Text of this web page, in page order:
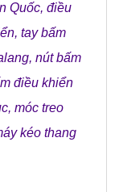
Quốc, điều
, tay bấm
, nút bấm
điều khiển
, móc treo
kéo thang